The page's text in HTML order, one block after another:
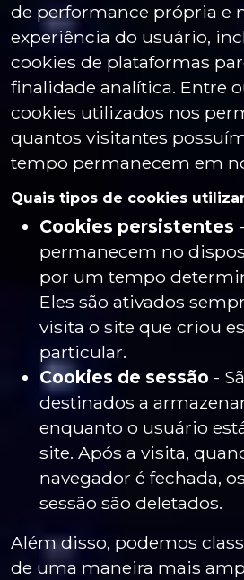
de performance própria e
experiência do usuário,
cookies de plataformas
finalidade analítica. Entre
cookies utilizados nos
quantos visitantes
tempo permanecem em
Quais tipos de cookies
Cookies persistentes
permanecem no
por um tempo
Eles são ativados
visita o site que criou
particular.
Cookies de sessão -
destinados a
enquanto o usuário
site. Após a visita,
navegador é fechada,
sessão são deletados.
Além disso, podemos
de uma maneira mais